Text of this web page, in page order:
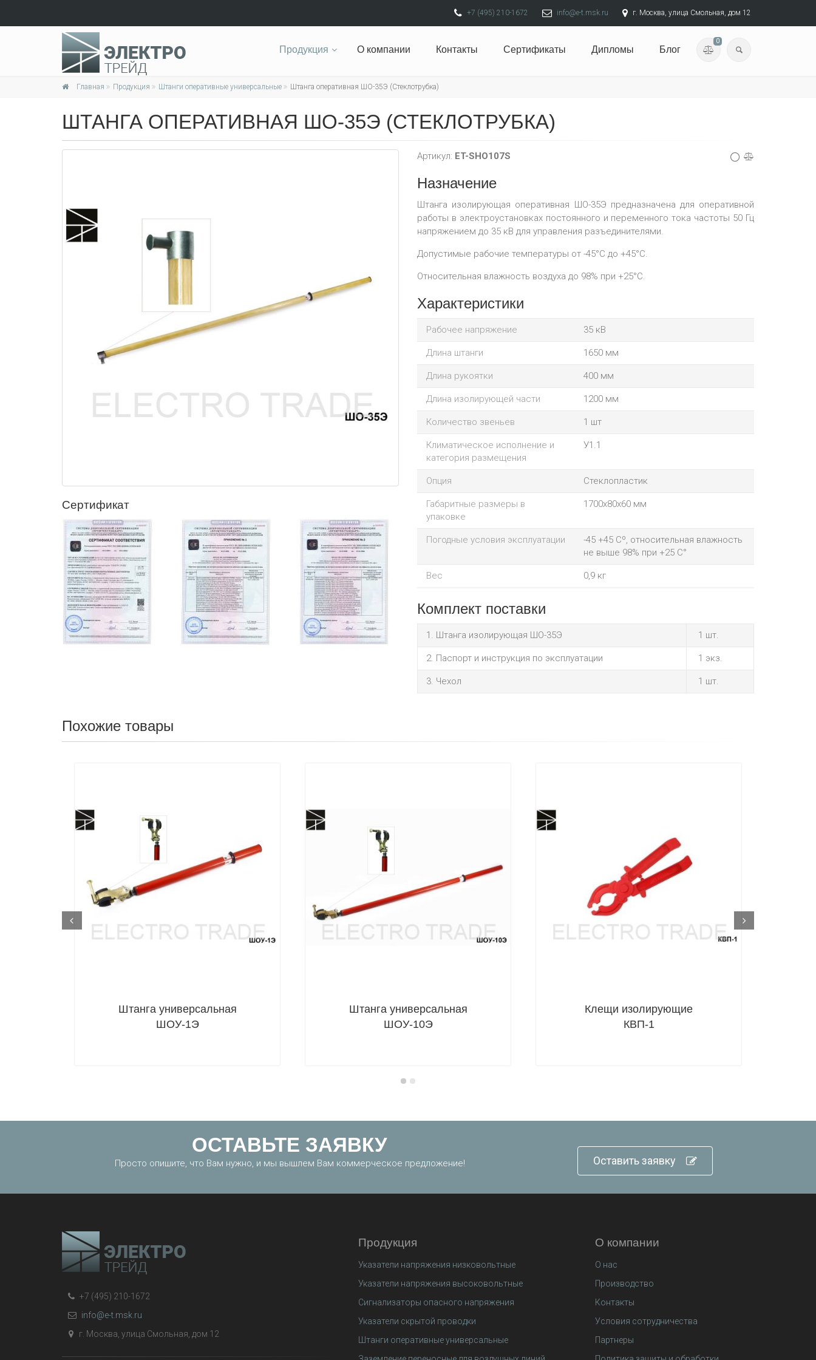
+7 (495) 210-1672 info@e-t.msk.ru г. Москва, улица Смольная, дом 12
Продукция О компании Контакты Сертификаты Дипломы Блог
0
Главная Продукция Штанги оперативные универсальные Штанга оперативная ШО-35Э (Стеклотрубка)
ШТАНГА ОПЕРАТИВНАЯ ШО-35Э (СТЕКЛОТРУБКА)
Сертификат
Артикул: ET-SHO107S
Назначение
Штанга изолирующая оперативная ШО-35Э предназначена для оперативной
работы в электроустановках постоянного и переменного тока частоты 50 Гц
напряжением до 35 кВ для управления разъединителями.
Допустимые рабочие температуры от -45°С до +45°С.
Относительная влажность воздуха до 98% при +25°С.
Характеристики
Рабочее напряжение 35 кВ
Длина штанги 1650 мм
Длина рукоятки 400 мм
Длина изолирующей части 1200 мм
Количество звеньев 1 шт
Климатическое исполнение и
категория размещения
У1.1
Опция Стеклопластик
Габаритные размеры в
упаковке
1700x80x60 мм
Погодные условия эксплуатации
-45 +45 Сº, относительная влажность
не выше 98% при +25 С°
Вес 0,9 кг
Комплект поставки
Штанга изолирующая ШО-35Э 1 шт.
Паспорт и инструкция по эксплуатации 1 экз.
Чехол 1 шт.
Похожие товары
Штанга универсальная
ШОУ-1Э
Штанга универсальная
ШОУ-10Э
Клещи изолирующие
КВП-1
Prev Next
ОСТАВЬТЕ ЗАЯВКУ
Просто опишите, что Вам нужно, и мы вышлем Вам коммерческое предложение! Оставить заявку
+7 (495) 210-1672
info@e-t.msk.ru
г. Москва, улица Смольная, дом 12
Продукция
Указатели напряжения низковольтные
Указатели напряжения высоковольтные
Сигнализаторы опасного напряжения
Указатели скрытой проводки
Штанги оперативные универсальные
О компании
О нас
Производство
Контакты
Условия сотрудничества
Партнеры